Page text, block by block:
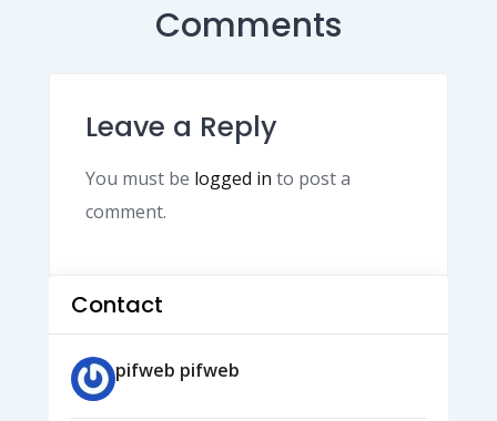
Comments
Leave a Reply
You must be logged in to post a
comment.
Contact
pifweb pifweb